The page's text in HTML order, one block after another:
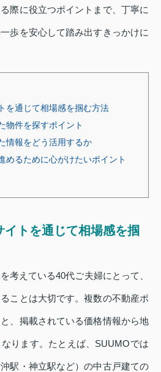
際に役立つポイントまで、丁寧に
歩を安心して踏み出すきっかけに
を通じて相場感を掴む方法
物件を探すポイント
情報をどう活用するか
めるために心がけたいポイント
トを通じて相場感を掴
考えている40代ご夫婦にとって、
ことは大切です。複数の不動産ポ
、掲載されている価格情報から地
ります。たとえば、SUUMOでは
駅・神立駅など）の中古戸建ての